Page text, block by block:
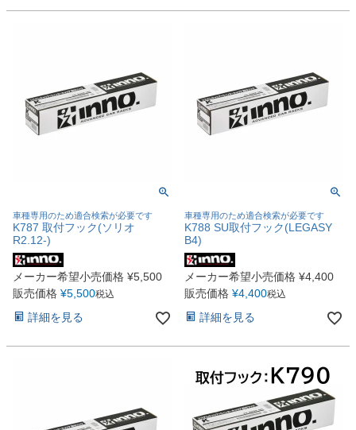
車種専用のため適合検索が必要です
K787 取付フック(ソリオ
R2.12-)
メーカー希望小売価格 ¥5,500
販売価格 ¥5,500税込
詳細を見る
車種専用のため適合検索が必要です
K788 SU取付フック(LEGASY
B4)
メーカー希望小売価格 ¥4,400
販売価格 ¥4,400税込
詳細を見る